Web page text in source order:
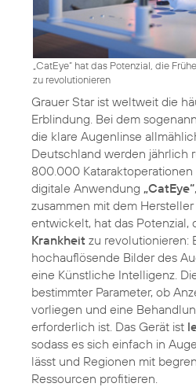
„CatEye“ hat das Potenzial, die
zu revolutionieren
Grauer Star ist weltweit die
Erblindung. Bei dem
die klare Augenlinse
Deutschland werden jährlich
800.000
digitale Anwendung „CatEye“
zusammen mit dem Hersteller
entwickelt, hat das Potenzial,
Krankheit zu revolutionieren:
hochauflösende Bilder des
eine Künstliche Intelligenz.
bestimmter Parameter, ob
vorliegen und eine
erforderlich ist. Das Gerät ist
sodass es sich einfach in
lässt und Regionen mit
Ressourcen profitieren.